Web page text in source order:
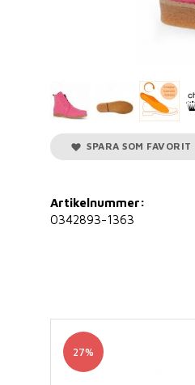
SPARA SOM FAVORIT
Artikelnummer:
0342893-1363
27%